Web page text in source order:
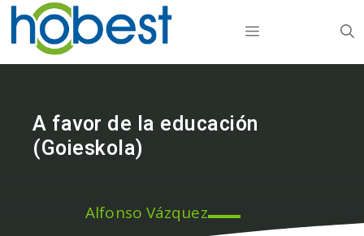
Vés
contingut
MENU
A favor de la educación
(Goieskola)
Alfonso Vázquez